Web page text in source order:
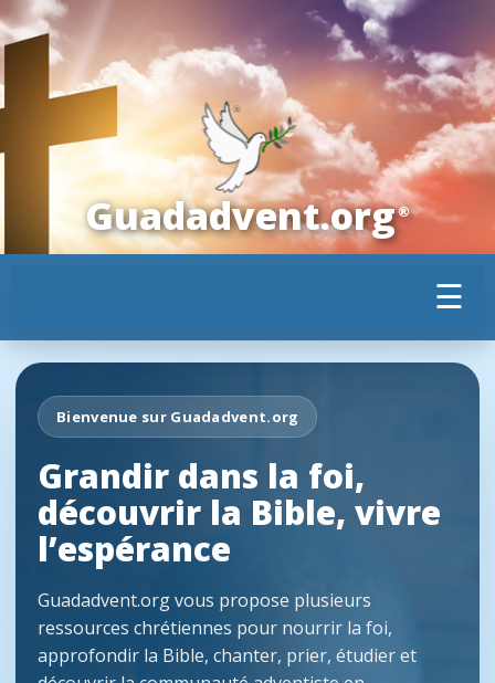
Guadadvent.org®
☰
Bienvenue sur Guadadvent.org
Grandir dans la foi,
découvrir la Bible, vivre
l’espérance
Guadadvent.org vous propose plusieurs
ressources chrétiennes pour nourrir la foi,
approfondir la Bible, chanter, prier, étudier et